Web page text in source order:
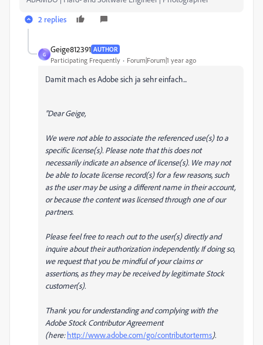
2 replies
G
Geige812391 AUTHOR
Participating Frequently Forum|Forum|1 year ago
Damit mach es Adobe sich ja sehr einfach...
"Dear Geige,
We were not able to associate the referenced use(s) to a
specific license(s). Please note that this does not
necessarily indicate an absence of license(s). We may not
be able to locate license record(s) for a few reasons, such
as the user may be using a different name in their account,
or because the content was licensed through one of our
partners.
Please feel free to reach out to the user(s) directly and
inquire about their authorization independently. If doing so,
we request that you be mindful of your claims or
assertions, as they may be received by legitimate Stock
customer(s).
Thank you for understanding and complying with the
Adobe Stock Contributor Agreement
(here:http://www.adobe.com/go/contributorterms).